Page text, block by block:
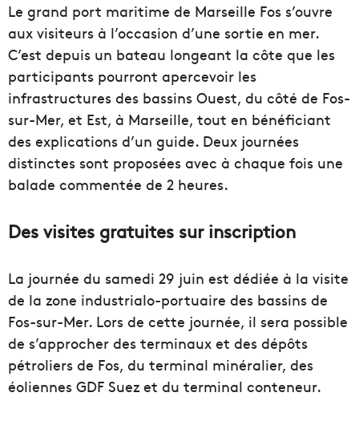
Le grand port maritime de Marseille Fos s’ouvre
aux visiteurs à l’occasion d’une sortie en mer.
C’est depuis un bateau longeant la côte que les
participants pourront apercevoir les
infrastructures des bassins Ouest, du côté de Fos-
sur-Mer, et Est, à Marseille, tout en bénéficiant
des explications d’un guide. Deux journées
distinctes sont proposées avec à chaque fois une
balade commentée de 2 heures.
Des visites gratuites sur inscription
La journée du samedi 29 juin est dédiée à la visite
de la zone industrialo-portuaire des bassins de
Fos-sur-Mer. Lors de cette journée, il sera possible
de s’approcher des terminaux et des dépôts
pétroliers de Fos, du terminal minéralier, des
éoliennes GDF Suez et du terminal conteneur.